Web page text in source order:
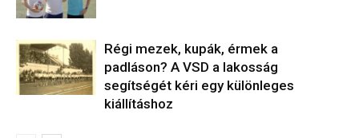
Régi mezek, kupák, érmek a
padláson? A VSD a lakosság
segítségét kéri egy különleges
kiállításhoz